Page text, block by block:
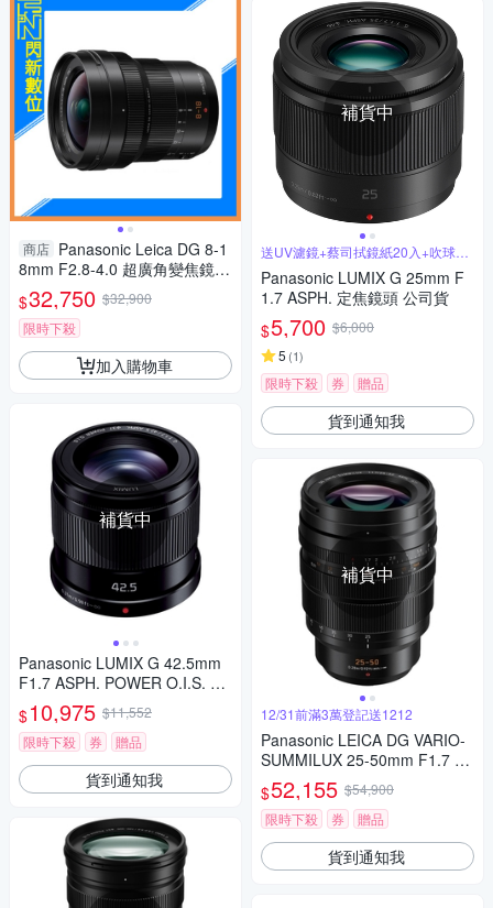
商店 Panasonic Leica DG 8-1
8mm F2.8-4.0 超廣角變焦鏡(8
-18,公司貨)
$32,750 $32,900
限時下殺
加入購物車
補貨中
Panasonic LUMIX G 42.5mm
F1.7 ASPH. POWER O.I.S. 大
光圈 定焦鏡頭 公司貨
$10,975 $11,552
限時下殺
券 贈品
貨到通知我
補貨中
送UV濾鏡+蔡司拭鏡紙20入+吹球拭
筆組
Panasonic LUMIX G 25mm F
1.7 ASPH. 定焦鏡頭 公司貨
$5,700 $6,000
5 (1)
限時下殺 券 贈品
貨到通知我
補貨中
12/31前滿3萬登記送1212
Panasonic LEICA DG VARIO-
SUMMILUX 25-50mm F1.7 AS
PH. 望遠變焦鏡頭 公司貨
$52,155 $54,900
限時下殺
券 贈品
貨到通知我